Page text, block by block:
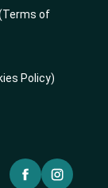
of
Policy)